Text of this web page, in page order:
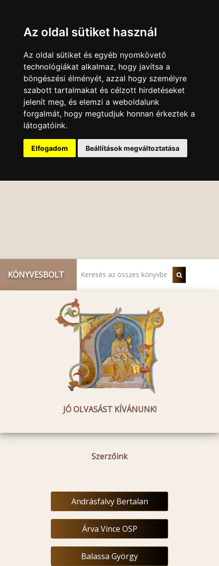
Az oldal sütiket használ
Az oldal sütiket és egyéb nyomkövető
technológiákat alkalmaz, hogy javítsa a
böngészési élményét, azzal hogy személyre
szabott tartalmakat és célzott hirdetéseket
jelenít meg, és elemzi a weboldalunk
forgalmát, hogy megtudjuk honnan érkeztek a
látogatóink.
Elfogadom Beállítások megváltoztatása
KÖNYVESBOLT
JÓ OLVASÁST KÍVÁNUNK!
Szerzőink
Andrásfalvy Bertalan
Árva Vince OSP
Balassa György